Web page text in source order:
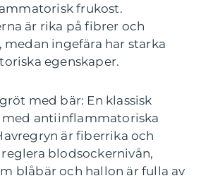
frukost.
är rika på fibrer och
ingefära har starka
egenskaper.
med bär: En klassisk
antiinflammatoriska
är fiberrika och
blodsockernivån,
blåbär och hallon är fulla av